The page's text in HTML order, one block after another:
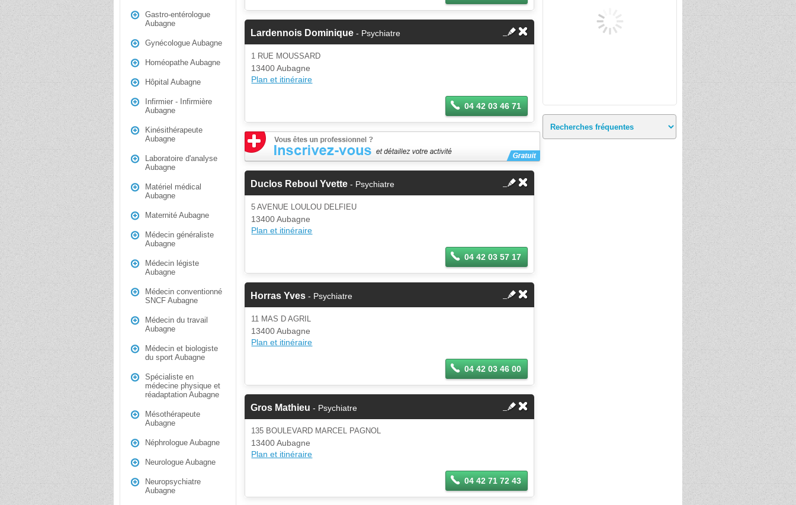
Gastro-entérologue
Aubagne
Gynécologue Aubagne
Homéopathe Aubagne
Hôpital Aubagne
Infirmier - Infirmière
Aubagne
Kinésithérapeute
Aubagne
Laboratoire d'analyse
Aubagne
Matériel médical
Aubagne
Maternité Aubagne
Médecin généraliste
Aubagne
Médecin légiste
Aubagne
Médecin conventionné
SNCF Aubagne
Médecin du travail
Aubagne
Médecin et biologiste
du sport Aubagne
Spécialiste en
médecine physique et
réadaptation Aubagne
Mésothérapeute
Aubagne
Néphrologue Aubagne
Neurologue Aubagne
Neuropsychiatre
Aubagne
Lardennois Dominique - Psychiatre
1 RUE MOUSSARD
13400 Aubagne
Plan et itinéraire
04 42 03 46 71
Duclos Reboul Yvette - Psychiatre
5 AVENUE LOULOU DELFIEU
13400 Aubagne
Plan et itinéraire
04 42 03 57 17
Horras Yves - Psychiatre
11 MAS D AGRIL
13400 Aubagne
Plan et itinéraire
04 42 03 46 00
Gros Mathieu - Psychiatre
135 BOULEVARD MARCEL PAGNOL
13400 Aubagne
Plan et itinéraire
04 42 71 72 43